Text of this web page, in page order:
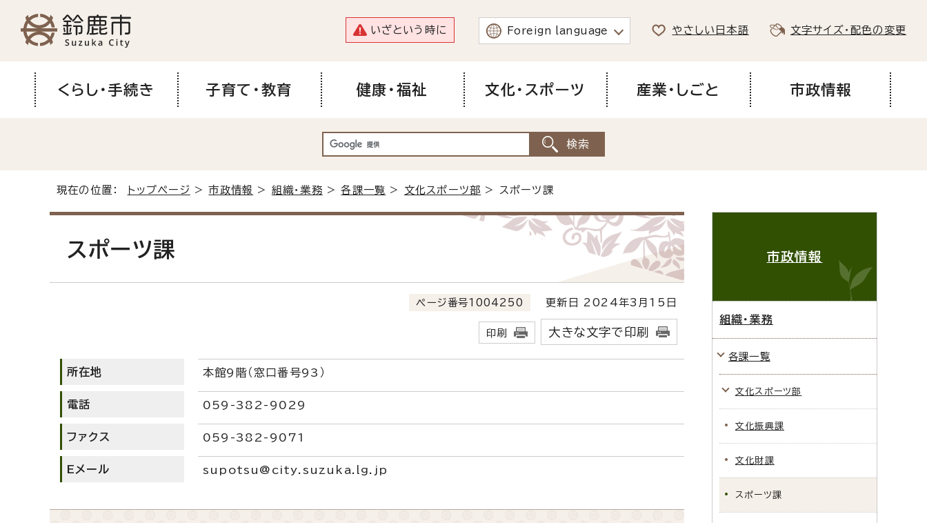
いざという時に Foreign language やさしい日本語 文字サイズ・配色の変更
くらし・手続き 子育て・教育 健康・福祉 文化・スポーツ 産業・しごと 市政情報
現在の位置： トップページ >市政情報 > 組織・業務 >各課一覧 > 文化スポーツ部 > スポーツ課
スポーツ課
ページ番号1004250 更新日 2024年3月15日
印刷 大きな文字で印刷
所在地 本館9階（窓口番号93）
電話 059-382-9029
ファクス 059-382-9071
Eメール supotsu@city.suzuka.lg.jp
市政情報
組織・業務
各課一覧
文化スポーツ部
文化振興課
文化財課
スポーツ課